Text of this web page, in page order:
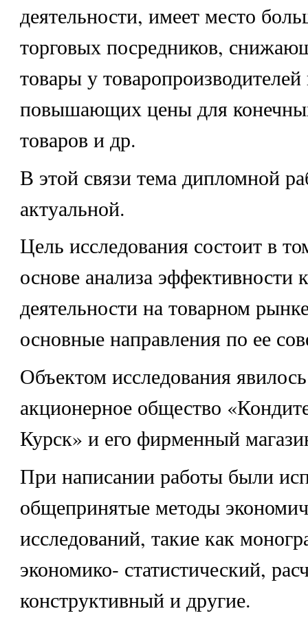
деятельности, имеет место
торговых посредников,
товары у
повышающих цены для
товаров и др.
В этой связи тема дипломной
актуальной.
Цель исследования состоит в
основе анализа эффективности
деятельности на товарном
основные направления по ее
Объектом исследования
акционерное общество
Курск» и его фирменный
При написании работы были
общепринятые методы
исследований, такие как
экономико- статистический,
конструктивный и другие.